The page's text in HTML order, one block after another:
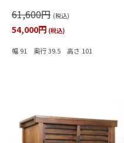
61,600円 (税込)
54,000円 (税込)
幅 91 奥行 39.5 高さ 101